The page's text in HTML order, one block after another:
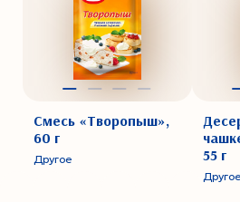
Смесь «Творопыш»,
60 г
Другое
55 г
Другое